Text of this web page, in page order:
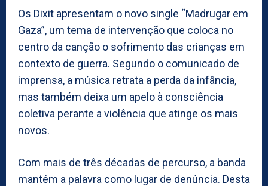
Os Dixit apresentam o novo single “Madrugar em
Gaza”, um tema de intervenção que coloca no
centro da canção o sofrimento das crianças em
contexto de guerra. Segundo o comunicado de
imprensa, a música retrata a perda da infância,
mas também deixa um apelo à consciência
coletiva perante a violência que atinge os mais
novos.
Com mais de três décadas de percurso, a banda
mantém a palavra como lugar de denúncia. Desta